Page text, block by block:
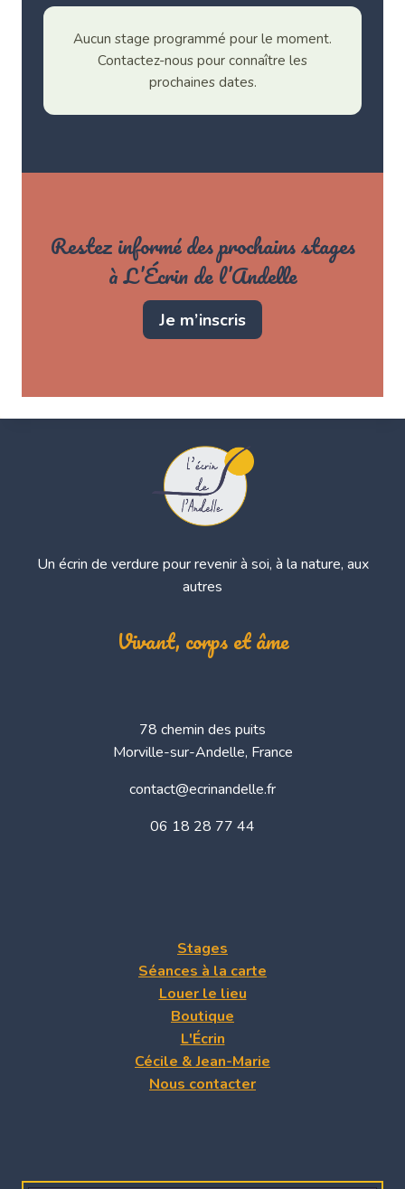
Aucun stage programmé pour le moment.
Contactez-nous pour connaître les
prochaines dates.
Restez informé des prochains stages
à L’Écrin de l’Andelle
Je m’inscris
Un écrin de verdure pour revenir à soi, à la nature, aux
autres
Vivant, corps et âme
78 chemin des puits
Morville-sur-Andelle, France
contact@ecrinandelle.fr
06 18 28 77 44
Stages
Séances à la carte
Louer le lieu
Boutique
L'Écrin
Cécile & Jean-Marie
Nous contacter